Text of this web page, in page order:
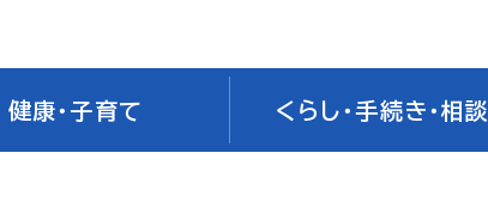
健康・子育て くらし・手続き・相談